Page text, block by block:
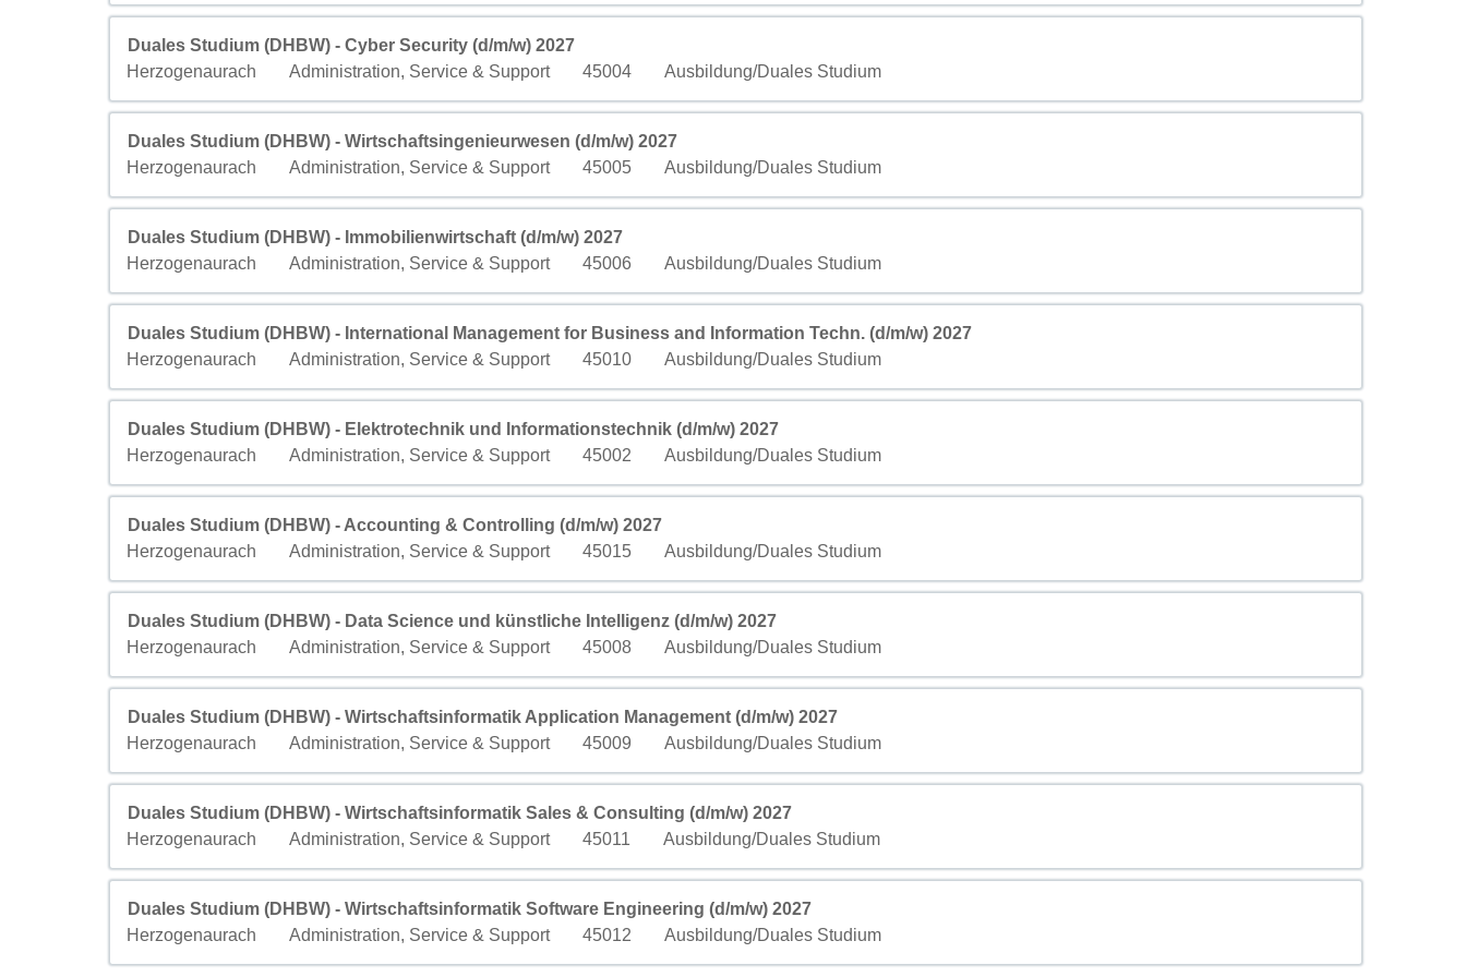
Titre
Duales Studium (DHBW) - Cyber Security (d/m/w) 2027
Ville
Herzogenaurach Champ personnalisé 2
Administration, Service & Support Champ personnalisé 3
45004 Champ personnalisé 4
Ausbildung/Duales Studium
Sélectionnez avec la barre d’espacement pour afficher tout le contenu des informations d’emploi.
Titre
Duales Studium (DHBW) - Wirtschaftsingenieurwesen (d/m/w) 2027
Ville
Herzogenaurach Champ personnalisé 2
Administration, Service & Support Champ personnalisé 3
45005 Champ personnalisé 4
Ausbildung/Duales Studium
Sélectionnez avec la barre d’espacement pour afficher tout le contenu des informations d’emploi.
Titre
Duales Studium (DHBW) - Immobilienwirtschaft (d/m/w) 2027
Ville
Herzogenaurach Champ personnalisé 2
Administration, Service & Support Champ personnalisé 3
45006 Champ personnalisé 4
Ausbildung/Duales Studium
Sélectionnez avec la barre d’espacement pour afficher tout le contenu des informations d’emploi.
Titre
Duales Studium (DHBW) - International Management for Business and Information Techn. (d/m/w) 2027
Ville
Herzogenaurach Champ personnalisé 2
Administration, Service & Support Champ personnalisé 3
45010 Champ personnalisé 4
Ausbildung/Duales Studium
Sélectionnez avec la barre d’espacement pour afficher tout le contenu des informations d’emploi.
Titre
Duales Studium (DHBW) - Elektrotechnik und Informationstechnik (d/m/w) 2027
Ville
Herzogenaurach Champ personnalisé 2
Administration, Service & Support Champ personnalisé 3
45002 Champ personnalisé 4
Ausbildung/Duales Studium
Sélectionnez avec la barre d’espacement pour afficher tout le contenu des informations d’emploi.
Titre
Duales Studium (DHBW) - Accounting & Controlling (d/m/w) 2027
Ville
Herzogenaurach Champ personnalisé 2
Administration, Service & Support Champ personnalisé 3
45015 Champ personnalisé 4
Ausbildung/Duales Studium
Sélectionnez avec la barre d’espacement pour afficher tout le contenu des informations d’emploi.
Titre
Duales Studium (DHBW) - Data Science und künstliche Intelligenz (d/m/w) 2027
Ville
Herzogenaurach Champ personnalisé 2
Administration, Service & Support Champ personnalisé 3
45008 Champ personnalisé 4
Ausbildung/Duales Studium
Sélectionnez avec la barre d’espacement pour afficher tout le contenu des informations d’emploi.
Titre
Duales Studium (DHBW) - Wirtschaftsinformatik Application Management (d/m/w) 2027
Ville
Herzogenaurach Champ personnalisé 2
Administration, Service & Support Champ personnalisé 3
45009 Champ personnalisé 4
Ausbildung/Duales Studium
Sélectionnez avec la barre d’espacement pour afficher tout le contenu des informations d’emploi.
Titre
Duales Studium (DHBW) - Wirtschaftsinformatik Sales & Consulting (d/m/w) 2027
Ville
Herzogenaurach Champ personnalisé 2
Administration, Service & Support Champ personnalisé 3
45011 Champ personnalisé 4
Ausbildung/Duales Studium
Sélectionnez avec la barre d’espacement pour afficher tout le contenu des informations d’emploi.
Titre
Duales Studium (DHBW) - Wirtschaftsinformatik Software Engineering (d/m/w) 2027
Ville
Herzogenaurach Champ personnalisé 2
Administration, Service & Support Champ personnalisé 3
45012 Champ personnalisé 4
Ausbildung/Duales Studium
Sélectionnez avec la barre d’espacement pour afficher tout le contenu des informations d’emploi.